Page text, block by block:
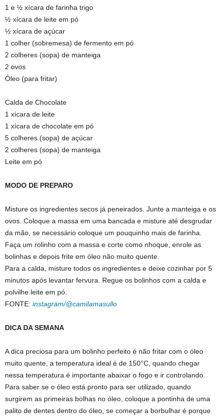
1 e ½ xícara de farinha trigo
½ xícara de leite em pó
½ xícara de açúcar
1 colher (sobremesa) de fermento em pó
2 colheres (sopa) de manteiga
2 ovos
Óleo (para fritar)
Calda de Chocolate
1 xícara de leite
1 xícara de chocolate em pó
5 colheres (sopa) de açúcar
2 colheres (sopa) de manteiga
Leite em pó
MODO DE PREPARO
Misture os ingredientes secos já peneirados. Junte a manteiga e os
ovos. Coloque a massa em uma bancada e misture até desgrudar
da mão, se necessário coloque um pouquinho mais de farinha.
Faça um rolinho com a massa e corte como nhoque, enrole as
bolinhas e depois frite em óleo não muito quente.
Para a calda, misture todos os ingredientes e deixe cozinhar por 5
minutos após levantar fervura. Regue os bolinhos com a calda e
polvilhe leite em pó.
FONTE: instagram/@camilamasullo
DICA DA SEMANA
A dica preciosa para um bolinho perfeito é não fritar com o óleo
muito quente, a temperatura ideal é de 150°C, quando chegar
nessa temperatura é importante abaixar o fogo e ir controlando.
Para saber se o óleo está pronto para ser utilizado, quando
surgirem as primeiras bolhas no óleo, coloque a pontinha de uma
palito de dentes dentro do óleo, se começar a borbulhar é porque